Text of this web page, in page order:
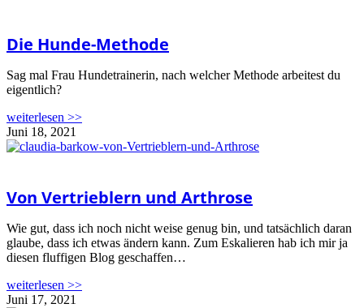
Die Hunde-Methode
Sag mal Frau Hundetrainerin, nach welcher Methode arbeitest du
eigentlich?
weiterlesen >>
Juni 18, 2021
Von Vertrieblern und Arthrose
Wie gut, dass ich noch nicht weise genug bin, und tatsächlich daran
glaube, dass ich etwas ändern kann. Zum Eskalieren hab ich mir ja
diesen fluffigen Blog geschaffen…
weiterlesen >>
Juni 17, 2021